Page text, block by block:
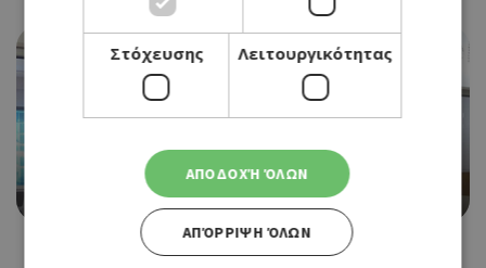
SWEET TOOTH, ΠΑΓΩΤΟ
AMELIE PATISSERIE
Στόχευσης Λειτουργικότητας
ΑΠΟΔΟΧΉ ΌΛΩΝ
ΑΠΌΡΡΙΨΗ ΌΛΩΝ